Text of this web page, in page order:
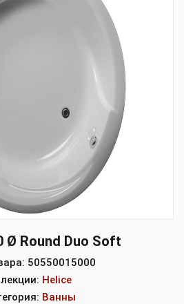
Ø Round Duo Soft
50550015000
Helice
Ванны